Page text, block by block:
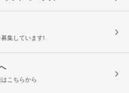
集しています!
こちらから